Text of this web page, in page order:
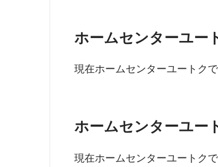
ホームセンターユー
現在ホームセンターユートク
ホームセンターユー
現在ホームセンターユートク